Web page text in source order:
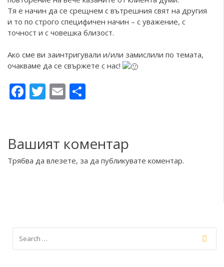
Тя е начин да се срещнем с вътрешния свят на другия
и то по строго специфичен начин – с уважение, с
точност и с човешка близост.
Ако сме ви заинтригували и/или замислили по темата,
очакваме да се свържете с нас!
Facebook
Twitter
Email
Вашият коментар
Трябва да влезете, за да публикувате коментар.